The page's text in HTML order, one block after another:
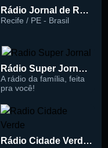
Rádio Jornal de Recife 90.3 FM
Recife / PE - Brasil
Rádio Super Jornal 105.7 FM
A rádio da família, feita
pra você!
Rádio Cidade Verde 93.5 FM